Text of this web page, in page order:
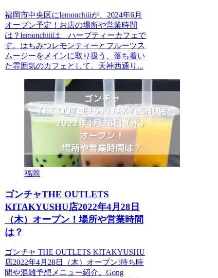
福岡市中央区にlemonchiiiが、2024年6月
オープン予定！お店の場所や営業時間
は？lemonchiiiは、ハーブティーカフェで
す。はちみつレモンティーとフルーツス
ムージーをメインに取り扱う、落ち着い
た雰囲気のカフェとして、天神西通り...
福岡
ゴンチャTHE OUTLETS
KITAKYUSHU店2022年4月28日
（木）オープン！場所や営業時間
は？
ゴンチャ THE OUTLETS KITAKYUSHU
店2022年4月28日（木）オープン!待ち時
間や混雑予想メニュー紹介。Gong